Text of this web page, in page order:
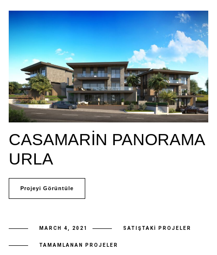
CASAMARIN PANORAMA
URLA
Projeyi Görüntüle
MARCH 4, 2021 SATIŞTAKI PROJELER
TAMAMLANAN PROJELER